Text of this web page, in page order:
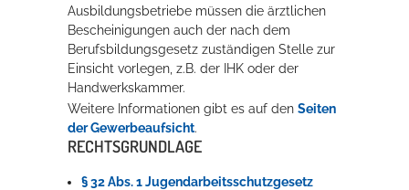
Ausbildungsbetriebe müssen die ärztlichen
Bescheinigungen auch der nach dem
Berufsbildungsgesetz zuständigen Stelle zur
Einsicht vorlegen, z.B. der IHK oder der
Handwerkskammer.
Weitere Informationen gibt es auf den Seiten
der Gewerbeaufsicht.
RECHTSGRUNDLAGE
§ 32 Abs. 1 Jugendarbeitsschutzgesetz